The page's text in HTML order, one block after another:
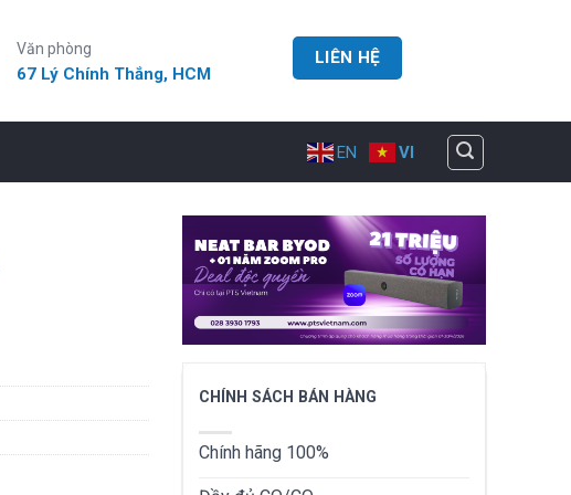
Văn phòng
67 Lý Chính Thắng, HCM
LIÊN HỆ
EN VI
CHÍNH SÁCH BÁN HÀNG
Chính hãng 100%